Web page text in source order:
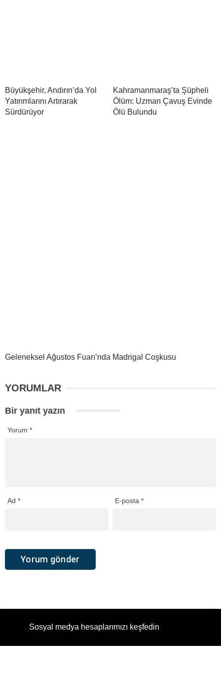
Büyükşehir, Andırın’da Yol
Yatırımlarını Artırarak
Sürdürüyor
Kahramanmaraş’ta Şüpheli
Ölüm: Uzman Çavuş Evinde
Ölü Bulundu
Geleneksel Ağustos Fuarı’nda Madrigal Coşkusu
YORUMLAR
Bir yanıt yazın
Yorum *
Ad * E-posta*
Sosyal medya hesaplarımızı keşfedin